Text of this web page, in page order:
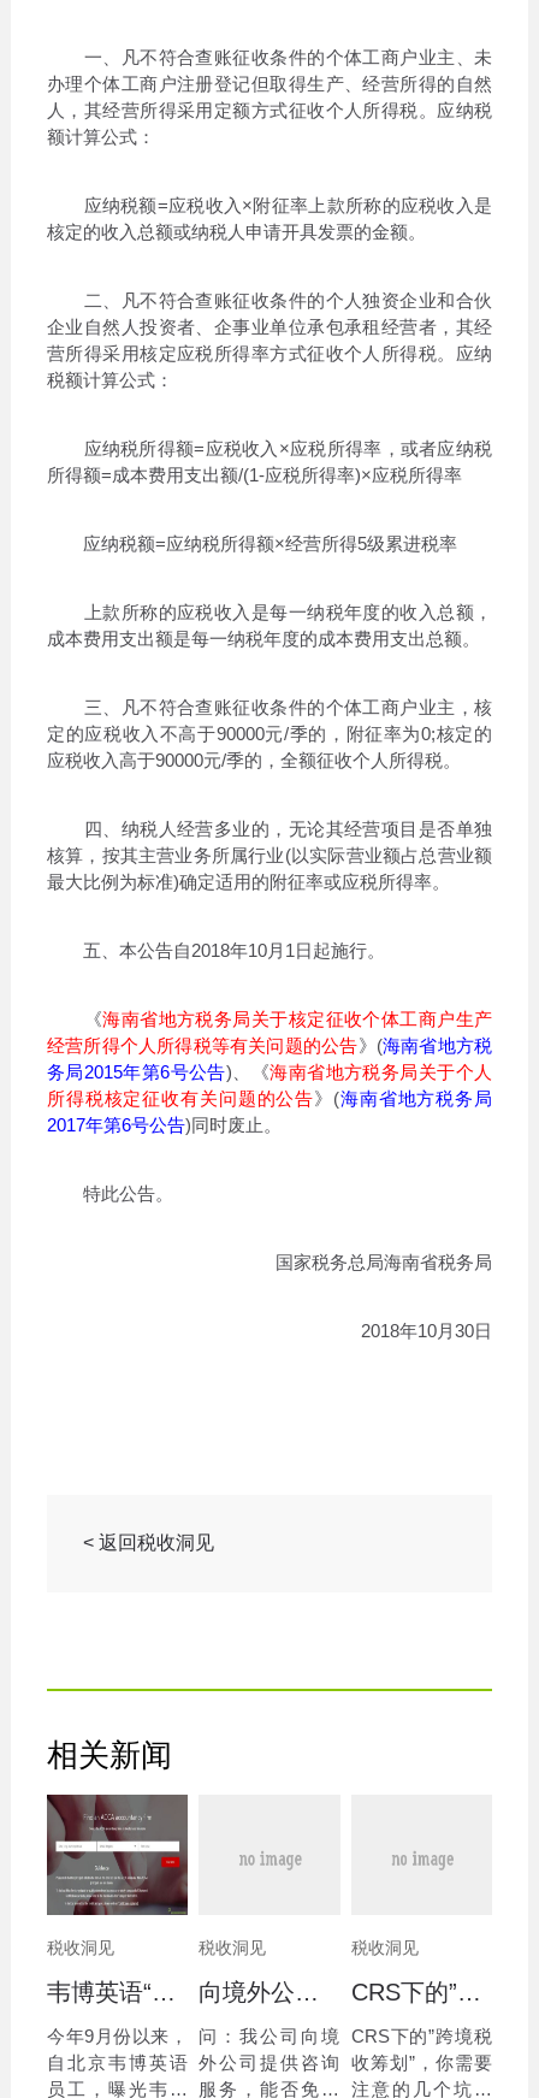
一、凡不符合查账征收条件的个体工商户业主、未
办理个体工商户注册登记但取得生产、经营所得的自然
人，其经营所得采用定额方式征收个人所得税。应纳税
额计算公式：
应纳税额=应税收入×附征率上款所称的应税收入是
核定的收入总额或纳税人申请开具发票的金额。
二、凡不符合查账征收条件的个人独资企业和合伙
企业自然人投资者、企事业单位承包承租经营者，其经
营所得采用核定应税所得率方式征收个人所得税。应纳
税额计算公式：
应纳税所得额=应税收入×应税所得率，或者应纳税
所得额=成本费用支出额/(1-应税所得率)×应税所得率
应纳税额=应纳税所得额×经营所得5级累进税率
上款所称的应税收入是每一纳税年度的收入总额，
成本费用支出额是每一纳税年度的成本费用支出总额。
三、凡不符合查账征收条件的个体工商户业主，核
定的应税收入不高于90000元/季的，附征率为0;核定的
应税收入高于90000元/季的，全额征收个人所得税。
四、纳税人经营多业的，无论其经营项目是否单独
核算，按其主营业务所属行业(以实际营业额占总营业额
最大比例为标准)确定适用的附征率或应税所得率。
五、本公告自2018年10月1日起施行。
《海南省地方税务局关于核定征收个体工商户生产
经营所得个人所得税等有关问题的公告》(海南省地方税
务局2015年第6号公告)、《海南省地方税务局关于个人
所得税核定征收有关问题的公告》(海南省地方税务局
2017年第6号公告)同时废止。
特此公告。
国家税务总局海南省税务局
2018年10月30日
< 返回税收洞见
相关新闻
税收洞见
韦博英语“跑路了”！消费者应怎么选择服务商？
今年9月份以来，
自北京韦博英语
员工，曝光韦博
税收洞见
向境外公司提供咨询服务能否免征增值税
问：我公司向境
外公司提供咨询
服务，能否免征
税收洞见
CRS下的”跨境税收筹划”，你需要注意的几个坑
CRS下的”跨境税
收筹划”，你需要
注意的几个坑一